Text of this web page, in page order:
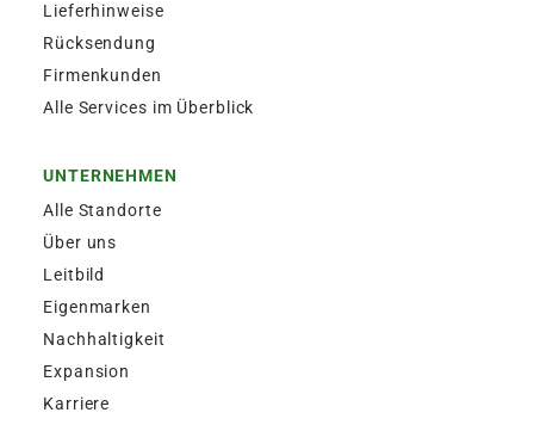
Lieferhinweise
Rücksendung
Firmenkunden
Alle Services im Überblick
UNTERNEHMEN
Alle Standorte
Über uns
Leitbild
Eigenmarken
Nachhaltigkeit
Expansion
Karriere